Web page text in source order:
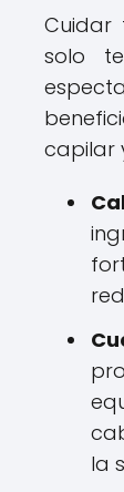
Cuidar
solo
capilar
la